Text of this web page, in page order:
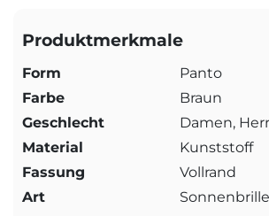
Produktmerkmale
Form
Panto
Farbe
Braun
Geschlecht
Damen,
Material
Kunststoff
Fassung
Vollrand
Art
Sonnenbrille